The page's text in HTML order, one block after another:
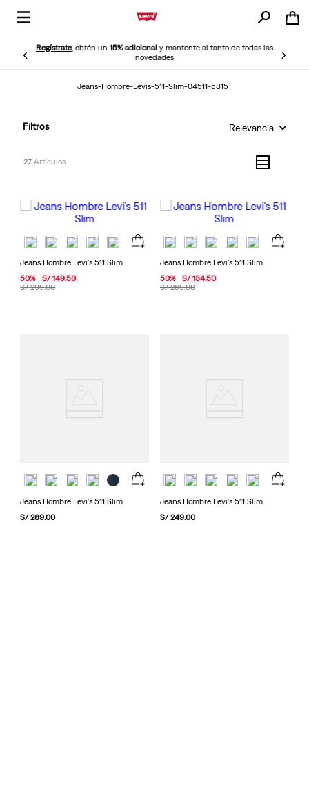
Regístrate, obtén un15% adicionaly mantente al tanto de todas las
novedades
Jeans-Hombre-Levis-511-Slim-04511-5815
Filtros Relevancia
27
Jeans Hombre Levi's 511 Slim
S/ 299.00
50% S/ 149.50
Jeans Hombre Levi's 511 Slim
S/ 269.00
50% S/ 134.50
Jeans Hombre Levi's 511 Slim
S/ 289.00
Jeans Hombre Levi's 511 Slim
S/ 249.00